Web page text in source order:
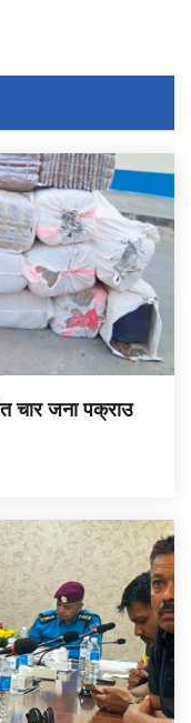
चार जना पक्राउ